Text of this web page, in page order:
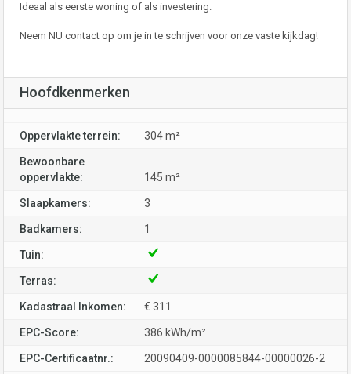
Ideaal als eerste woning of als investering.
Neem NU contact op om je in te schrijven voor onze vaste kijkdag!
Hoofdkenmerken
Oppervlakte terrein: 304 m²
Bewoonbare
oppervlakte:
145 m²
Slaapkamers: 3
Badkamers: 1
Tuin:
Terras:
Kadastraal Inkomen: € 311
EPC-Score: 386 kWh/m²
EPC-Certificaatnr.:
20090409-0000085844-00000026-2